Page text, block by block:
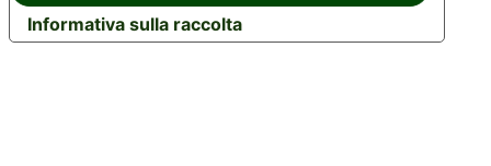
Informativa sulla raccolta